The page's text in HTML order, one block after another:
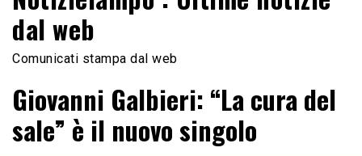
dal web
Comunicati stampa dal web
Giovanni Galbieri: “La cura del
sale” è il nuovo singolo